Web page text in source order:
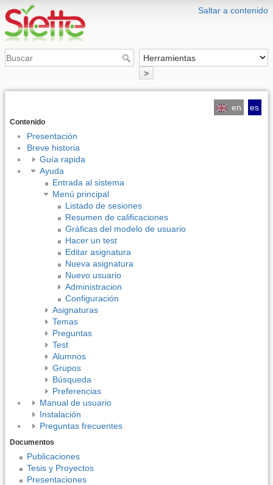
Saltar a contenido
>
en es
Contenido
Presentación
Breve historia
Guía rapida
Ayuda
Entrada al sistema
Menú principal
Listado de sesiones
Resumen de calificaciones
Gráficas del modelo de usuario
Hacer un test
Editar asignatura
Nueva asignatura
Nuevo usuario
Administracion
Configuración
Asignaturas
Temas
Preguntas
Test
Alumnos
Grupos
Búsqueda
Preferencias
Manual de usuario
Instalación
Preguntas frecuentes
Documentos
Publicaciones
Tesis y Proyectos
Presentaciones